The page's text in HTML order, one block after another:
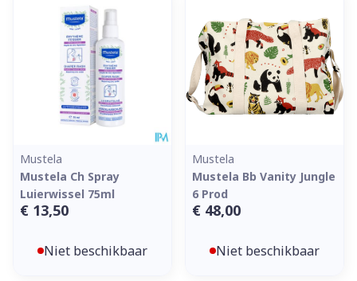
Mustela
Mustela Ch Spray
Luierwissel 75ml
€ 13,50
Niet beschikbaar
Mustela
Mustela Bb Vanity Jungle
6 Prod
€ 48,00
Niet beschikbaar